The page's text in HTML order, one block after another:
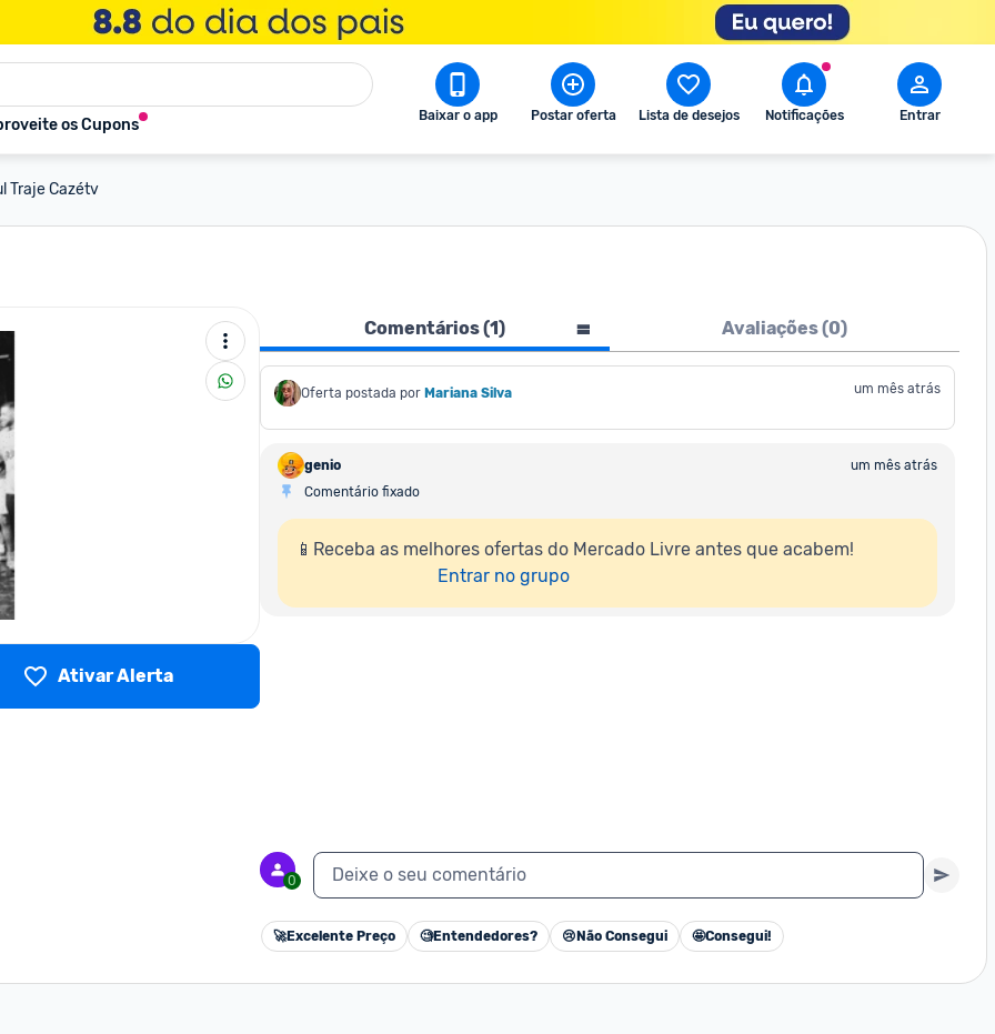
os Cupons Baixar o app Postar oferta Lista de desejos Notificações Entrar
Traje Cazétv
Ativar Alerta
Comentários (1) Avaliações (0)
Oferta postada por Mariana Silva um mês atrás
genio
um mês atrás
Comentário fixado
📱Receba as melhores ofertas do Mercado Livre antes que acabem!
Entrar no grupo
0 Deixe o seu comentário
🚀Excelente Preço 🧐Entendedores? 😢 Não Consegui 🤩Consegui!